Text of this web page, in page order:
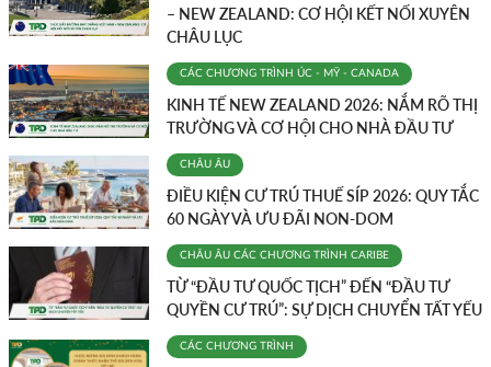
– NEW ZEALAND: CƠ HỘI KẾT NỐI XUYÊN
CHÂU LỤC
CÁC CHƯƠNG TRÌNH ÚC - MỸ - CANADA
KINH TẾ NEW ZEALAND 2026: NẮM RÕ THỊ
TRƯỜNG VÀ CƠ HỘI CHO NHÀ ĐẦU TƯ
CHÂU ÂU
ĐIỀU KIỆN CƯ TRÚ THUẾ SÍP 2026: QUY TẮC
60 NGÀY VÀ ƯU ĐÃI NON-DOM
CHÂU ÂU CÁC CHƯƠNG TRÌNH CARIBE
TỪ “ĐẦU TƯ QUỐC TỊCH” ĐẾN “ĐẦU TƯ
QUYỀN CƯ TRÚ”: SỰ DỊCH CHUYỂN TẤT YẾU
CÁC CHƯƠNG TRÌNH